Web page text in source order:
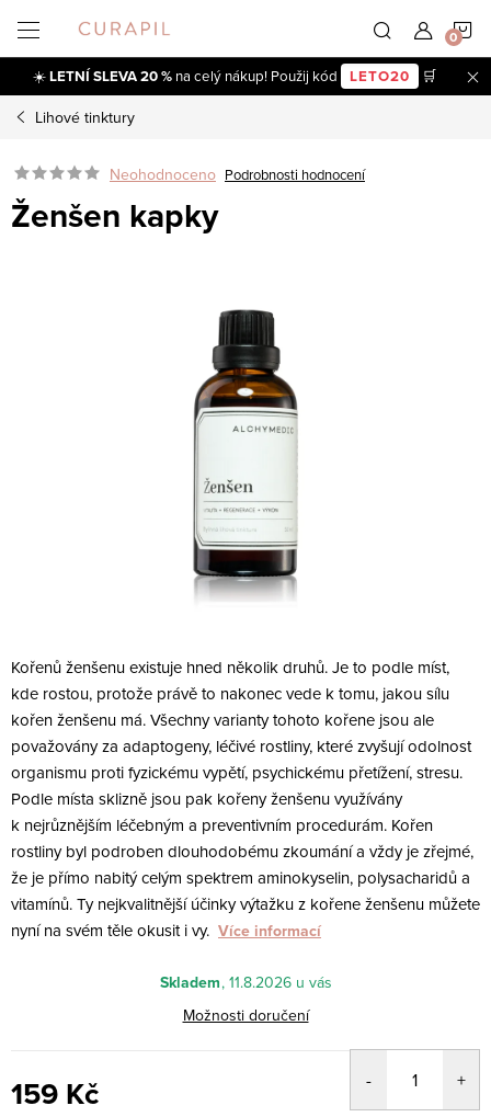
obsah
☀️LETNÍ SLEVA 20 % na celý nákup! Použij kód LETO20 🛒
Lihové tinktury
Neohodnoceno Podrobnosti hodnocení
Ženšen kapky
Kořenů ženšenu existuje hned několik druhů. Je to podle míst,
kde rostou, protože právěto nakonec vede k tomu, jakou sílu
kořen ženšenu má. Všechny varianty tohoto kořene jsou ale
považovány za adaptogeny, léčivé rostliny, které zvyšují odolnost
organismu proti fyzickému vypětí, psychickému přetížení, stresu.
Podle místa sklizně jsou pak kořeny ženšenu využívány
k nejrůznějším léčebným a preventivním procedurám. Kořen
rostliny byl podroben dlouhodobému zkoumání a vždy je zřejmé,
že je přímo nabitý celým spektrem aminokyselin, polysacharidů a
vitamínů. Ty nejkvalitnější účinky výtažku z kořene ženšenu můžete
nyní na svém těle okusit i vy. Více informací
Skladem 11.8.2026
Možnosti doručení
159 Kč